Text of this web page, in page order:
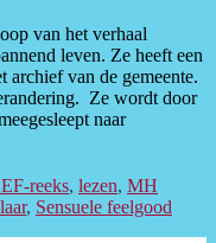
van het verhaal
leven. Ze heeft een
archief van de gemeente.
Ze wordt door
naar
reeks, lezen, MH
, Sensuele feelgood